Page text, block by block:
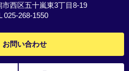
市西区五十嵐東3丁目8-19
025-268-1550
お問い合わせ